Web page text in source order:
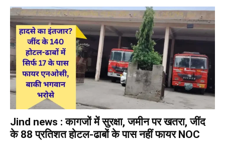
Jind news : कागजों में सुरक्षा, जमीन पर खतरा, जींद
के 88 प्रतिशत होटल-ढाबों के पास नहीं फायर NOC